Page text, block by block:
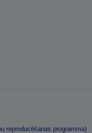
reproducēšanas programma)